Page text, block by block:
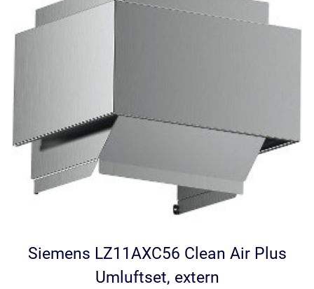
Siemens LZ11AXC56 Clean Air Plus
Umluftset, extern